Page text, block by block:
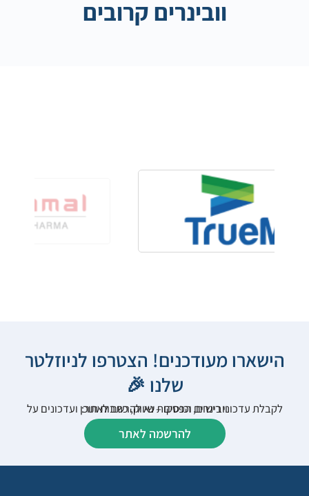
וובינרים קרובים
הישארו מעודכנים! הצטרפו לניוזלטר
שלנו 🎉
לקבלת עדכוני רישום, הפסקות שיווק, כתבות תוכן ועדכונים על וובינרים וכנסים – נא להרשם לאתר:
להרשמה לאתר